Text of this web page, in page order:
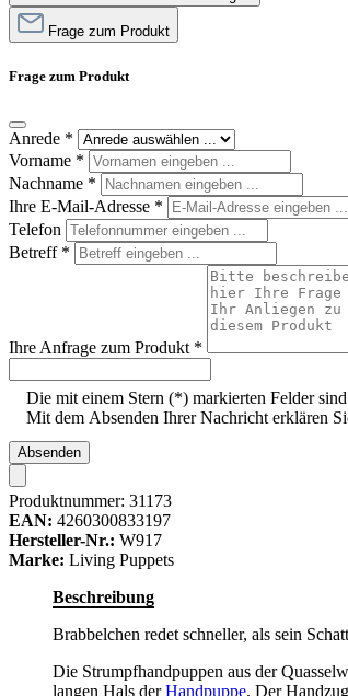
Frage zum Produkt
Frage zum Produkt
Anrede *
Vorname *
Nachname *
Ihre E-Mail-Adresse *
Telefon
Betreff *
Ihre Anfrage zum Produkt *
Die mit einem Stern (*) markierten Felder
Mit dem Absenden Ihrer Nachricht erklären
Absenden
Produktnummer: 31173
EAN: 4260300833197
Hersteller-Nr.: W917
Marke: Living Puppets
Beschreibung
Brabbelchen redet schneller, als sein
Die Strumpfhandpuppen aus der
langen Hals derHandpuppe. Der